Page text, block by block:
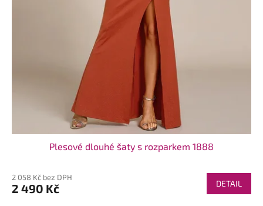
Plesové dlouhé šaty s rozparkem 1888
2 058 Kč bez DPH
2 490 Kč DETAIL